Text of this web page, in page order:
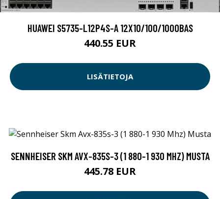
HUAWEI S5735-L12P4S-A 12X10/100/1000BAS
440.55 EUR
LISÄTIETOJA
SENNHEISER SKM AVX-835S-3 (1 880-1 930 MHZ) MUSTA
445.78 EUR